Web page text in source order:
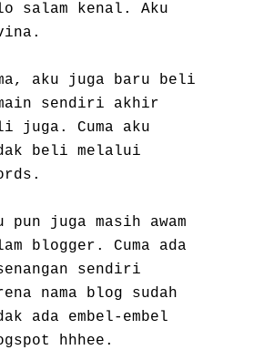
salam kenal. Aku
aku juga baru beli
sendiri akhir
juga. Cuma aku
beli melalui
pun juga masih awam
blogger. Cuma ada
sendiri
nama blog sudah
ada embel-embel
hhhee.